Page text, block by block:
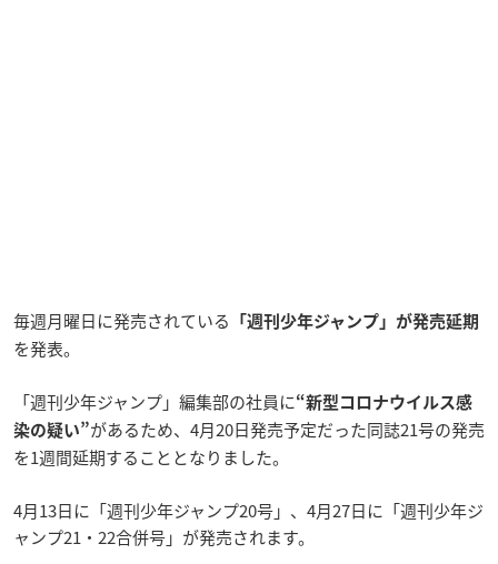
毎週月曜日に発売されている 「週刊少年ジャンプ」が発売延期
を発表。
「週刊少年ジャンプ」編集部の社員に“新型コロナウイルス感
染の疑い”があるため、4月20日発売予定だった同誌21号の発売
を1週間延期することとなりました。
4月13日に「週刊少年ジャンプ20号」、4月27日に「週刊少年ジ
ャンプ21・22合併号」が発売されます。